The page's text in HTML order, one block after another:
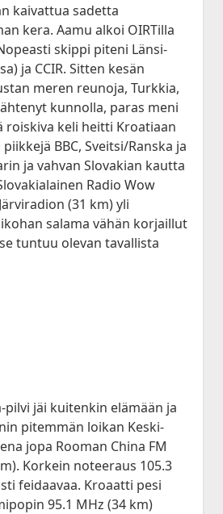
kaivattua sadetta
kera. Aamu alkoi OIRTilla
skippi piteni Länsi-
ja CCIR. Sitten kesän
meren reunoja, Turkkia,
kunnolla, paras meni
roiskiva keli heitti Kroatiaan
BBC, Sveitsi/Ranska ja
ja vahvan Slovakian kautta
Radio Wow
(31 km) yli
salama vähän korjaillut
tuntuu olevan tavallista
pilvi jäi kuitenkin elämään ja
pitemmän loikan Keski-
jopa Rooman China FM
Korkein noteeraus 105.3
feidaavaa. Kroaatti pesi
95.1 MHz (34 km)